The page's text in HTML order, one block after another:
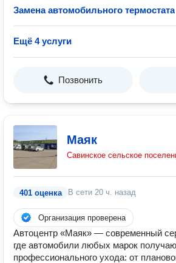
Замена автомобильного термостата
Ещё 4 услуги
Позвонить
Маяк
Савинское сельское
401 оценка В сети 20 ч. назад
Организация проверена
Автоцентр «Маяк» — современный
где автомобили любых марок
профессионального ухода: от